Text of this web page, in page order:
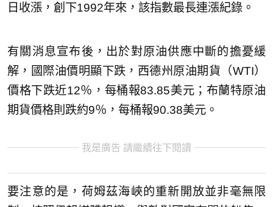
日收漲，創下1992年來，該指數最長連漲紀錄。
有關消息宣布後，出於對原油供應中斷的擔憂緩
解，國際油價明顯下跌，西德州原油期貨（WTI）
價格下跌近12％，每桶報83.85美元；布蘭特原油
期貨價格則跌約9％，每桶報90.38美元。
我是廣告 請繼續往下閱讀
要注意的是，荷姆茲海峽的重新開放並非毫無限